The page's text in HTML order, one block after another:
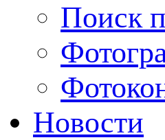
Поиск
Новости